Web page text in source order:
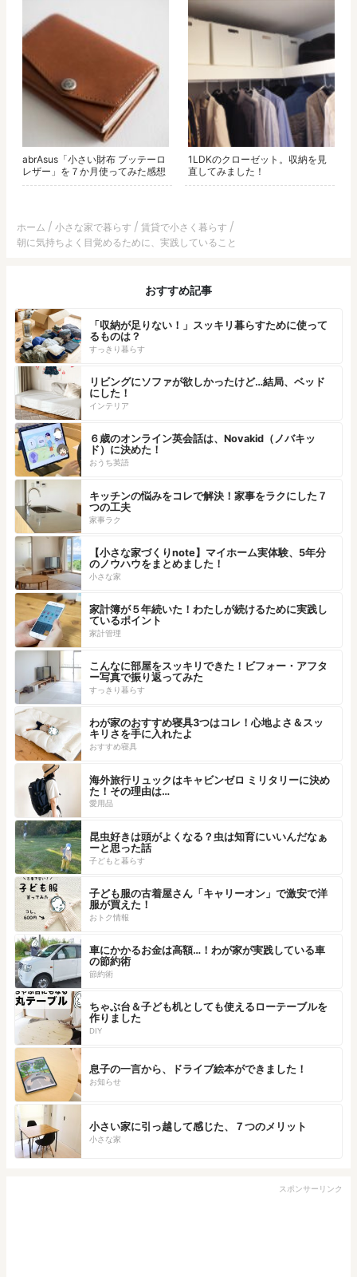
abrAsus「小さい財布 ブッテーロ
レザー」を７か月使ってみた感想
1LDKのクローゼット。収納を見
直してみました！
ホーム 小さな家で暮らす
賃貸で小さく暮らす
朝に気持ちよく目覚めるために、実践していること
おすすめ記事
「収納が足りない！」スッキリ暮らすために使って
るものは？
すっきり暮らす
リビングにソファが欲しかったけど…結局、ベッド
にした！
インテリア
６歳のオンライン英会話は、Novakid（ノバキッ
ド）に決めた！
おうち英語
キッチンの悩みをコレで解決！家事をラクにした７
つの工夫
家事ラク
【小さな家づくりnote】マイホーム実体験、5年分
のノウハウをまとめました！
小さな家
家計簿が５年続いた！わたしが続けるために実践し
ているポイント
家計管理
こんなに部屋をスッキリできた！ビフォー・アフタ
ー写真で振り返ってみた
すっきり暮らす
わが家のおすすめ寝具3つはコレ！心地よさ＆スッ
キリさを手に入れたよ
おすすめ寝具
海外旅行リュックはキャビンゼロ ミリタリーに決め
た！その理由は…
愛用品
昆虫好きは頭がよくなる？虫は知育にいいんだなぁ
ーと思った話
子どもと暮らす
子ども服の古着屋さん「キャリーオン」で激安で洋
服が買えた！
おトク情報
車にかかるお金は高額…！わが家が実践している車
の節約術
節約術
ちゃぶ台＆子ども机としても使えるローテーブルを
作りました
DIY
息子の一言から、ドライブ絵本ができました！
お知らせ
小さい家に引っ越して感じた、７つのメリット
小さな家
スポンサーリンク